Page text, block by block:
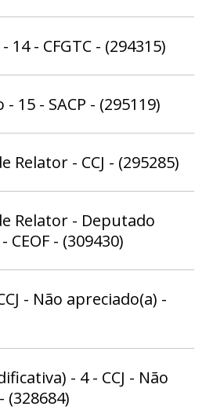
14 - CFGTC - (294315)
- 15 - SACP - (295119)
Relator - CCJ - (295285)
Relator - Deputado
CEOF - (309430)
- Não apreciado(a) -
- 4 - CCJ - Não
(328684)